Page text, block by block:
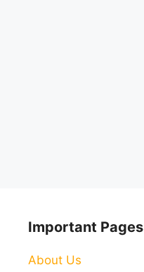
Important Pages
About Us